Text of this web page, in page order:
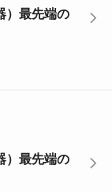
）最先端の
）最先端の